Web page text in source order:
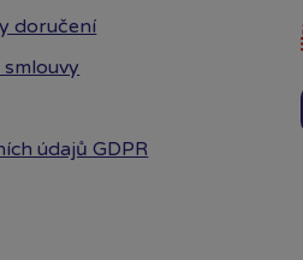
doručení
údajů GDPR